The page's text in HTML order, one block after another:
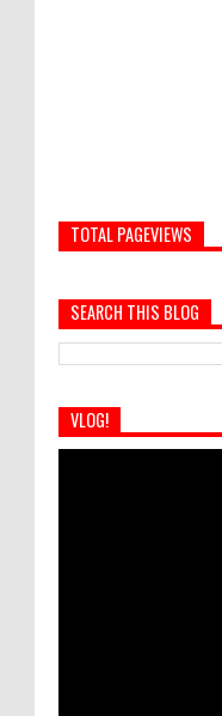
TOTAL PAGEVIEWS
SEARCH THIS BLOG
VLOG!